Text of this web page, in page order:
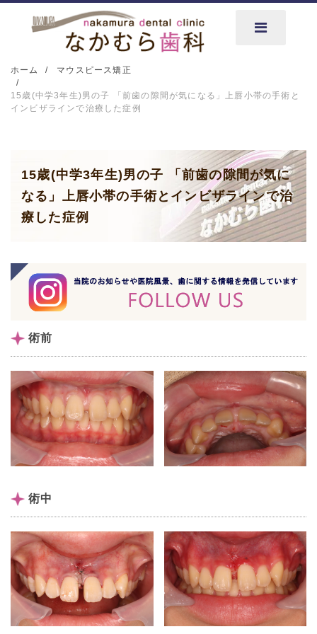
ホーム マウスピース矯正
15歳(中学3年生)男の子 「前歯の隙間が気になる」上唇小帯の手術と
インビザラインで治療した症例
15歳(中学3年生)男の子 「前歯の隙間が気に
なる」上唇小帯の手術とインビザラインで治
療した症例
術前
術中